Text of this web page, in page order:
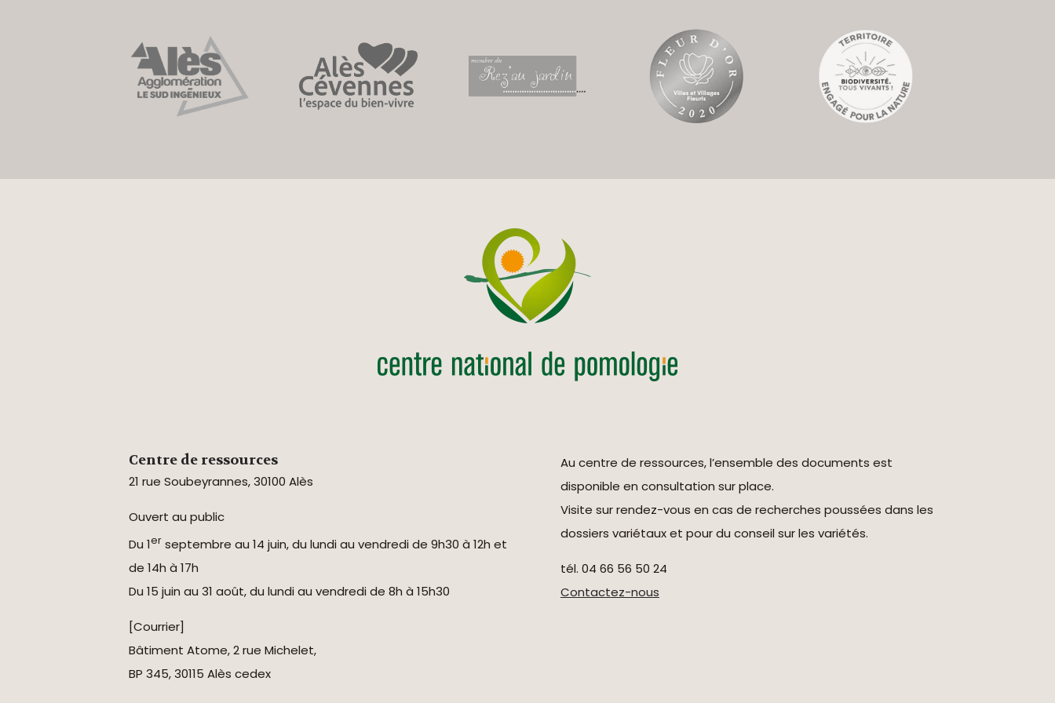
Centre de ressources
21 rue Soubeyrannes, 30100 Alès
Ouvert au public
Du 1er septembre au 14 juin, du lundi au vendredi de 9h30 à 12h et
de 14h à 17h
Du 15 juin au 31 août, du lundi au vendredi de 8h à 15h30
[Courrier]
Bâtiment Atome, 2 rue Michelet,
BP 345, 30115 Alès cedex
Au centre de ressources, l’ensemble des documents est
disponible en consultation sur place.
Visite sur rendez-vous en cas de recherches poussées dans les
dossiers variétaux et pour du conseil sur les variétés.
tél. 04 66 56 50 24
Contactez-nous